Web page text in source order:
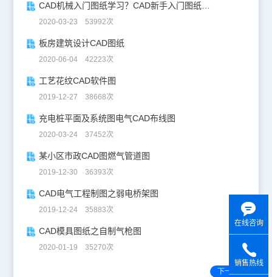
CAD机械入门图纸学习？CAD新手入门图纸练习
2020-03-23 53992次
板房建筑设计CAD图纸
2020-06-04 42223次
工艺花纹CAD软件图
2019-12-27 38668次
充电桩平面及系统图电气CAD布线图
2020-03-24 37452次
某小区市政CAD图燃气管道图
2019-12-30 36393次
CAD电气工程制图之弱电桥架图
2019-12-24 35883次
CAD模具图纸之自制气枪图
2020-01-19 35270次
下一页
在线咨询
销售热线